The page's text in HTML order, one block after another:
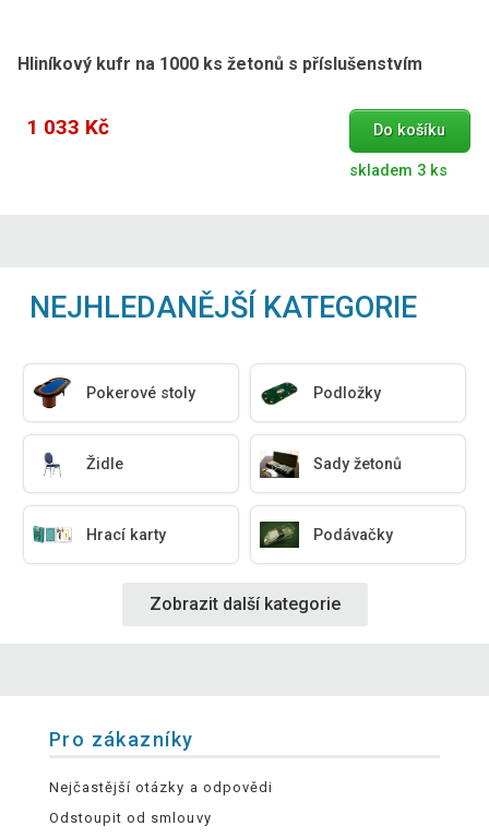
Hliníkový kufr na 1000 ks žetonů s příslušenstvím
1 033 Kč Do košíku
skladem 3 ks
NEJHLEDANĚJŠÍ KATEGORIE
Pokerové stoly Podložky
Židle Sady žetonů
Hrací karty Podávačky
Zobrazit další kategorie
Pro zákazníky
Nejčastější otázky a odpovědi
Odstoupit od smlouvy